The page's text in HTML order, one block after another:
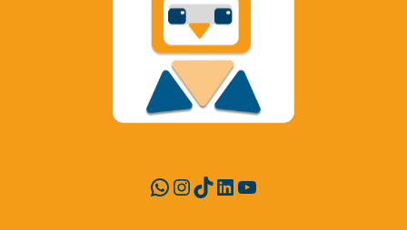
WhatsApp
Instagram
TikTok
LinkedIn
YouTube